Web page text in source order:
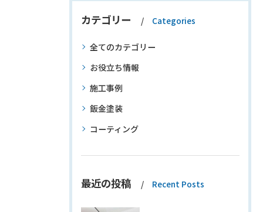
カテゴリー Categories
全てのカテゴリー
お役立ち情報
施工事例
鈑金塗装
コーティング
最近の投稿 Recent Posts